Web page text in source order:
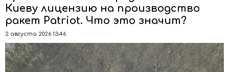
Киеву лицензию на производство
ракет Patriot. Что это значит?
2 августа 2026 13:46